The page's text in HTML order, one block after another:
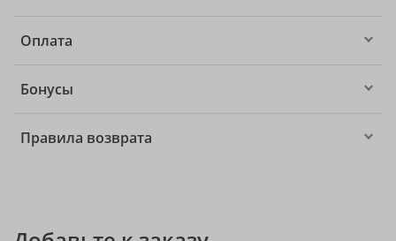
Оплата
Бонусы
Правила возврата